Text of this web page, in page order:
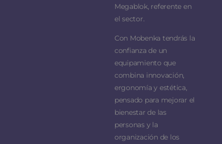
Megablok, referente en
el sector.
Con Mobenka tendrás la
confianza de un
equipamiento que
combina innovación,
ergonomía y estética,
pensado para mejorar el
bienestar de las
personas y la
organización de los